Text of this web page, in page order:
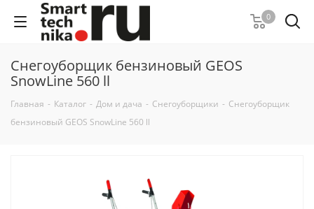
0
Снегоуборщик бензиновый GEOS
SnowLine 560 ll
Главная - Каталог - Дом и дача - Снегоуборщики - Снегоуборщик
бензиновый GEOS SnowLine 560 ll